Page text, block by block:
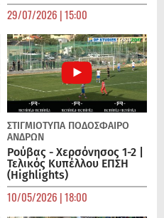
29/07/2026 | 15:00
ΣΤΙΓΜΙΟΤΥΠΑ ΠΟΔΌΣΦΑΙΡΟ
ΑΝΔΡΏΝ
Ρούβας - Χερσόνησος 1-2 |
Τελικός Κυπέλλου ΕΠΣΗ
(Highlights)
10/05/2026 | 18:00